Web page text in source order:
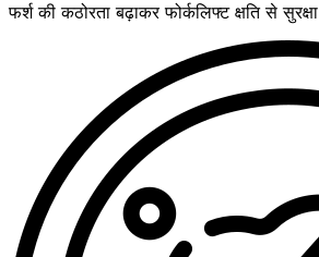
फर्श की कठोरता बढ़ाकर फोर्कलिफ्ट क्षति से सुरक्षा